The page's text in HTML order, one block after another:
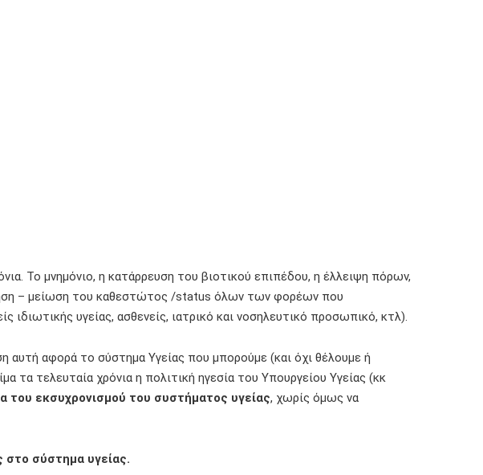
Το μνημόνιο, η κατάρρευση του βιοτικού επιπέδου, η έλλειψη πόρων,
– μείωση του καθεστώτος /status όλων των φορέων που
υγείας, ασθενείς, ιατρικό και νοσηλευτικό προσωπικό, κτλ).
αυτή αφορά το σύστημα Υγείας που μπορούμε (και όχι θέλουμε ή
τα τελευταία χρόνια η πολιτική ηγεσία του Υπουργείου Υγείας (κκ
του εκσυχρονισμού του συστήματος υγείας, χωρίς όμως να
στο σύστημα υγείας.